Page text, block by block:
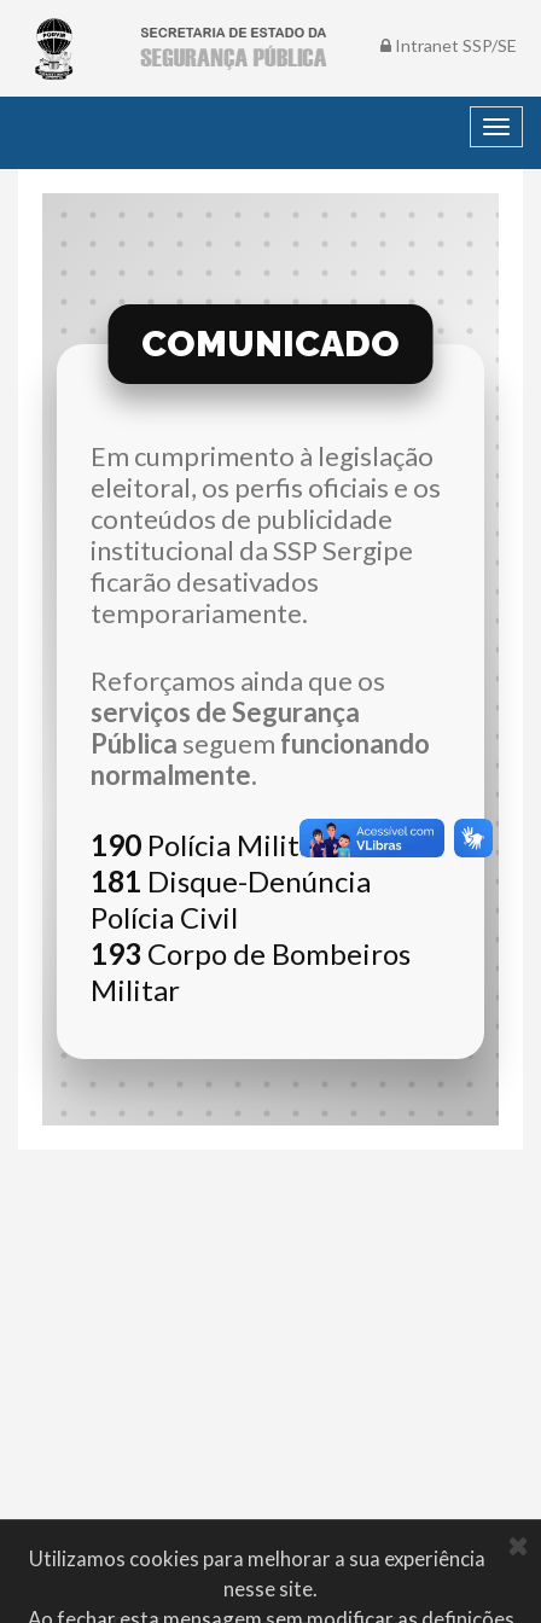
Intranet SSP/SE
COMUNICADO
Em cumprimento à legislação
eleitoral, os perfis oficiais e os
conteúdos de publicidade
institucional da SSP Sergipe
ficarão desativados
temporariamente.
Reforçamos ainda que os
serviços de Segurança
Pública seguem funcionando
normalmente.
190 Polícia Militar
181 Disque-Denúncia
Polícia Civil
193 Corpo de Bombeiros
Militar
Utilizamos cookies para melhorar a sua experiência
nesse site.